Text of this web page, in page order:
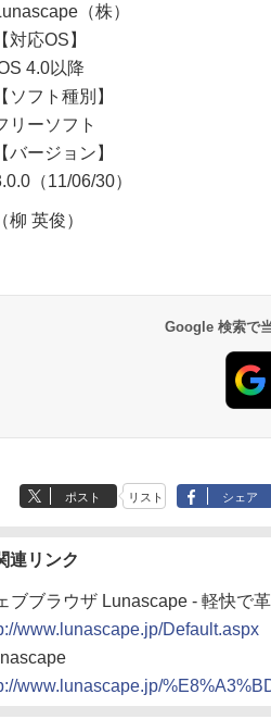
（株）
【対応OS】
4.0以降
【ソフト種別】
リーソフト
【バージョン】
（11/06/30）
（柳 英俊）
Google 検索で
ポスト リスト シェア
連リンク
ブブラウザ Lunascape - 軽快で
www.lunascape.jp/Default.aspx
www.lunascape.jp/